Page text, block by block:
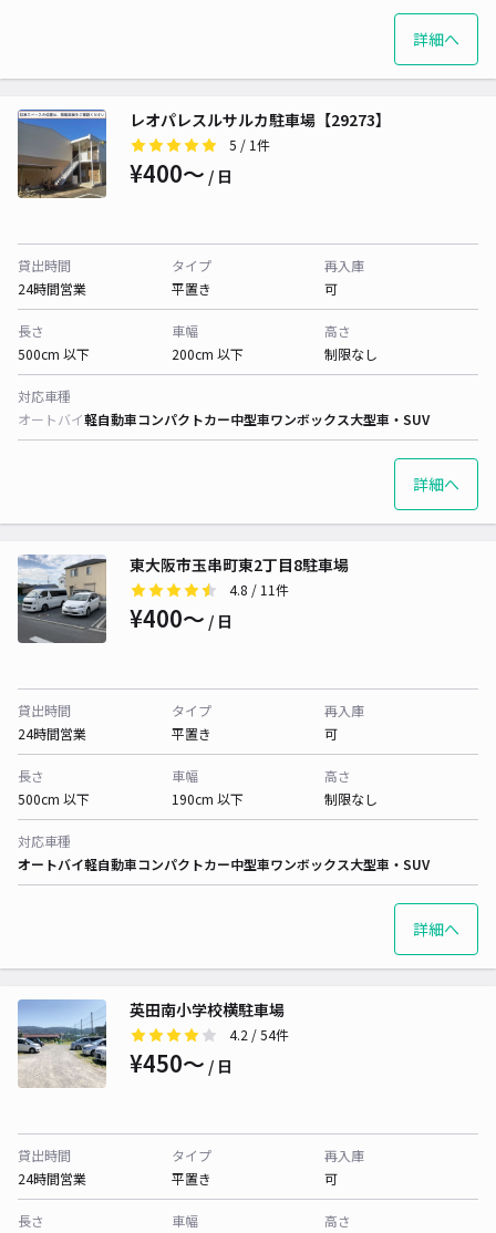
詳細へ
レオパレスルサルカ駐車場【29273】
5 / 1件
¥400〜 / 日
貸出時間
24時間営業
タイプ
平置き
再入庫
可
長さ
500cm 以下
車幅
200cm 以下
高さ
制限なし
対応車種
オートバイ軽自動車コンパクトカー中型車ワンボックス大型車・SUV
詳細へ
東大阪市玉串町東2丁目8駐車場
4.8 / 11件
¥400〜 / 日
貸出時間
24時間営業
タイプ
平置き
再入庫
可
長さ
500cm 以下
車幅
190cm 以下
高さ
制限なし
対応車種
オートバイ軽自動車コンパクトカー中型車ワンボックス大型車・SUV
詳細へ
英田南小学校横駐車場
4.2 / 54件
¥450〜 / 日
貸出時間
24時間営業
タイプ
平置き
再入庫
可
長さ
車幅
高さ